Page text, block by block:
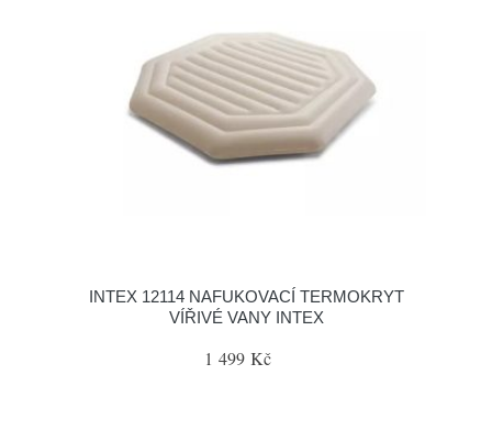
INTEX 12114 NAFUKOVACÍ TERMOKRYT
VÍŘIVÉ VANY INTEX
1 499 Kč